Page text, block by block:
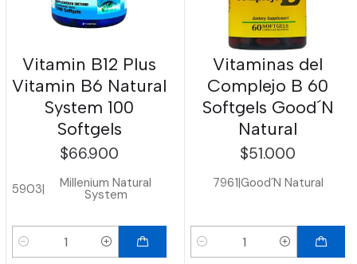
Vitamin B12 Plus
Vitamin B6 Natural
System 100
Softgels
$66.900
5903| Millenium Natural
System
Cantidad
Vitaminas del
Complejo B 60
Softgels Good´N
Natural
$51.000
7961|Good´N Natural
Cantidad